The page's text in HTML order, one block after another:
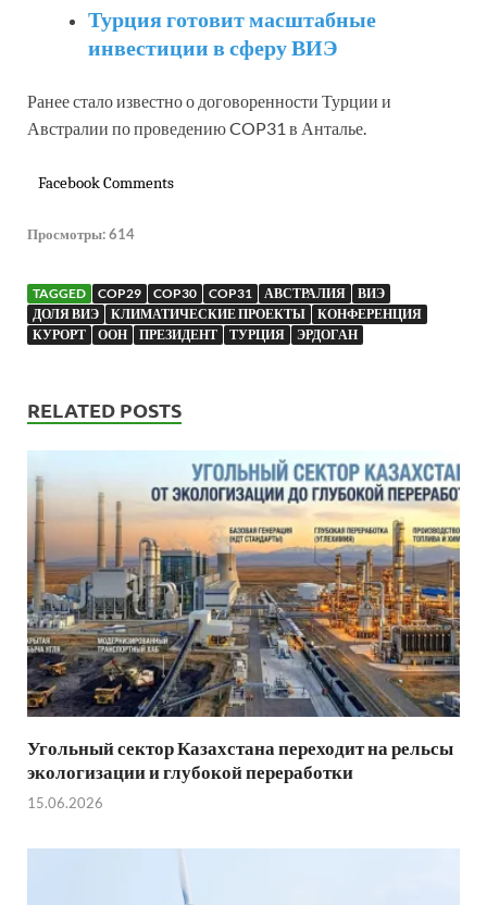
Турция готовит масштабные
инвестиции в сферу ВИЭ
Ранее стало известно о договоренности Турции и
Австралии по проведению COP31 в Анталье.
Facebook Comments
Просмотры:614
TAGGED COP29 COP30 COP31 АВСТРАЛИЯ
ВИЭ
ДОЛЯ ВИЭ
КЛИМАТИЧЕСКИЕ ПРОЕКТЫ
КОНФЕРЕНЦИЯ
КУРОРТ
ООН ПРЕЗИДЕНТ ТУРЦИЯ ЭРДОГАН
RELATED POSTS
Угольный сектор Казахстана переходит на рельсы
экологизации и глубокой переработки
15.06.2026